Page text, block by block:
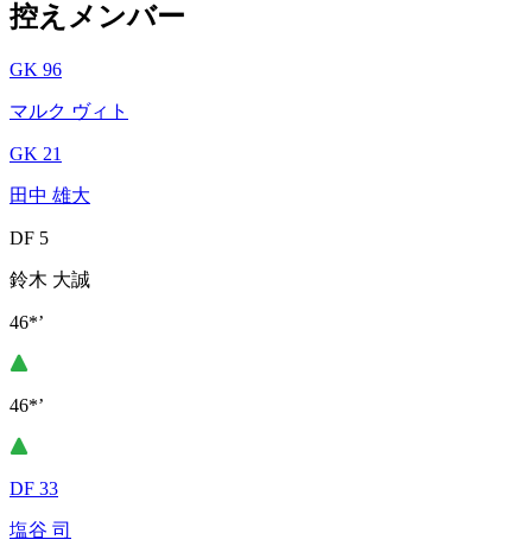
控えメンバー
GK 96
マルク ヴィト
GK 21
田中 雄大
DF 5
鈴木 大誠
46*’
46*’
DF 33
塩谷 司